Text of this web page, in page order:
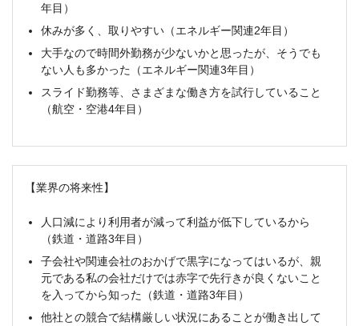
年目）
休みが多く、取りやすい（エネルギー関連2年目）
大手なので時間外勤務が少ないかと思ったが、そうでも
ない人も多かった（エネルギー関連3年目）
スライド勤務等、さまざまな働き方を試行していること
（航空・空港4年目）
【業界の将来性】
人口減により利用者が減って利益が低下しているから
（鉄道・道路3年目）
子会社や関連会社のおかげで黒字になってはいるが、親
元である私の会社だけでは赤字で先行きが良くないこと
を入ってから知った（鉄道・道路3年目）
他社との競合で結構厳しい状況にあることが働き出して